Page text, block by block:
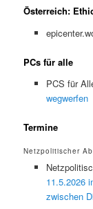
Österreich:
PCs für alle
PCS für
wegwerfen
Termine
Netzpolitischer
11.5.2026
zwischen